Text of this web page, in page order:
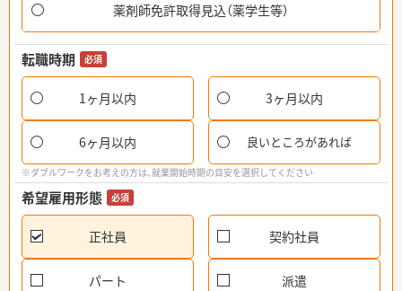
薬剤師免許取得見込（薬学生等）
転職時期 必須
1ヶ月以内 3ヶ月以内
6ヶ月以内 良いところがあれば
※ダブルワークをお考えの方は、就業開始時期の目安を選択してください
希望雇用形態 必須
正社員 契約社員
パート 派遣